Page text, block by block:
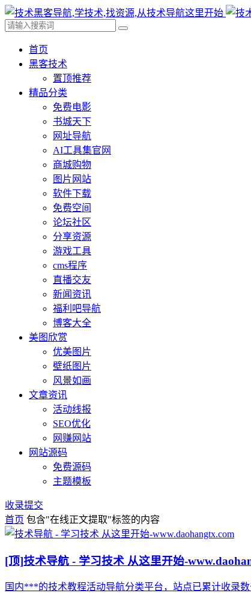
首页
黑客技术
置顶推荐
精品分类
免费电影
书城天下
网址导航
AI工具集官网
商城购物
图片网站
软件下载
免费空间
论坛社区
分享资源
游戏工具
cms程序
直播交友
新闻资讯
福利吧导航
博客大全
美图欣赏
优美图片
壁纸图片
风景如画
文章资讯
活动线报
SEO优化
网赚网站
网站源码
免费源码
主题模板
收录提交
首页 包含"在线正文提取"标签的内容
[顶]技术导航 - 学习技术 从这里开始-
国内***的技术教程活动导航分类平台，站点已累计收录